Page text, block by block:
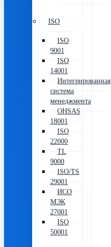
ISO
ISO
9001
ISO
14001
Интегрированная
система
менеджмента
OHSAS
18001
ISO
22000
TL
9000
ISO/TS
29001
ИСО
МЭК
27001
ISO
50001